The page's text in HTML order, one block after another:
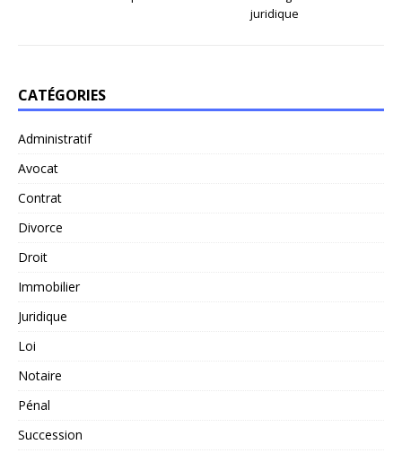
juridique
CATÉGORIES
Administratif
Avocat
Contrat
Divorce
Droit
Immobilier
Juridique
Loi
Notaire
Pénal
Succession